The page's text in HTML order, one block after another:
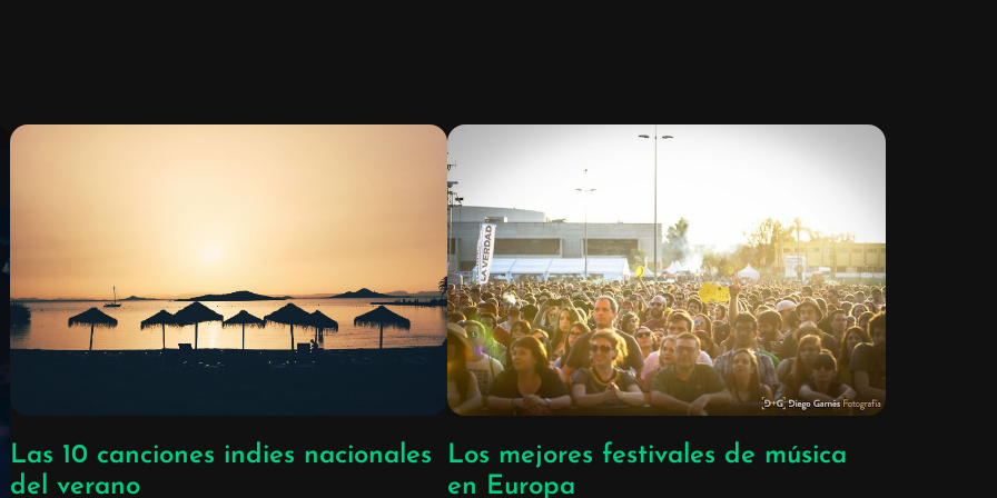
Las 10 canciones indies nacionales
del verano
Los mejores festivales de música
en Europa